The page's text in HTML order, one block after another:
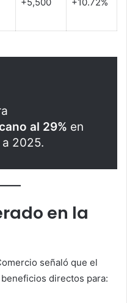
al 29% en
2025.
en la
señaló que el
directos para: